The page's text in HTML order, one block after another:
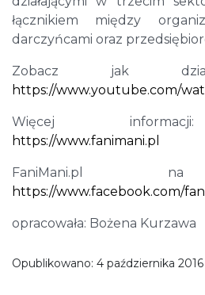
łącznikiem między
darczyńcami oraz
Zobacz jak
https://www.youtube.com/
Więcej
https://www.fanimani.pl
FaniMani.pl na
https://www.facebook.com/
opracowała: Bożena Kurzawa
Opublikowano: 4 października 2016